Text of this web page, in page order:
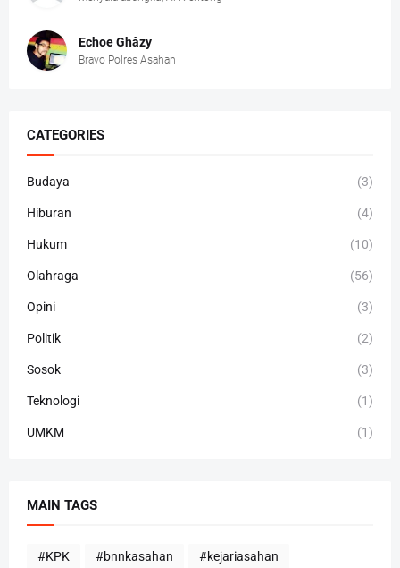
Echoe Ghâzy
Bravo Polres Asahan
CATEGORIES
Budaya (3)
Hiburan (4)
Hukum (10)
Olahraga (56)
Opini (3)
Politik (2)
Sosok (3)
Teknologi (1)
UMKM (1)
MAIN TAGS
#KPK #bnnkasahan #kejariasahan